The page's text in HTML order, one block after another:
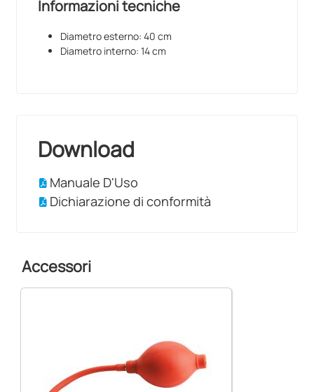
Informazioni tecniche
Diametro esterno: 40 cm
Diametro interno: 14 cm
Download
Manuale D'Uso
Dichiarazione di conformità
Accessori